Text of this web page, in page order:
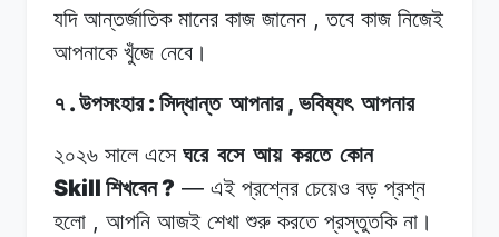
যদি আন্তর্জাতিক মানের কাজ জানেন ,তবে কাজ নিজেই
আপনাকে খুঁজে নেবে।
৭.উপসংহার: সিদ্ধান্ত আপনার, ভবিষ্যৎ আপনার
২০২৬ সালে এসে ঘরে বসে আয় করতে কোন
Skill শিখবেন? — এই প্রশ্নের চেয়েও বড় প্রশ্ন
হলো , আপনি আজই শেখা শুরু করতে প্রস্তুতকি না।